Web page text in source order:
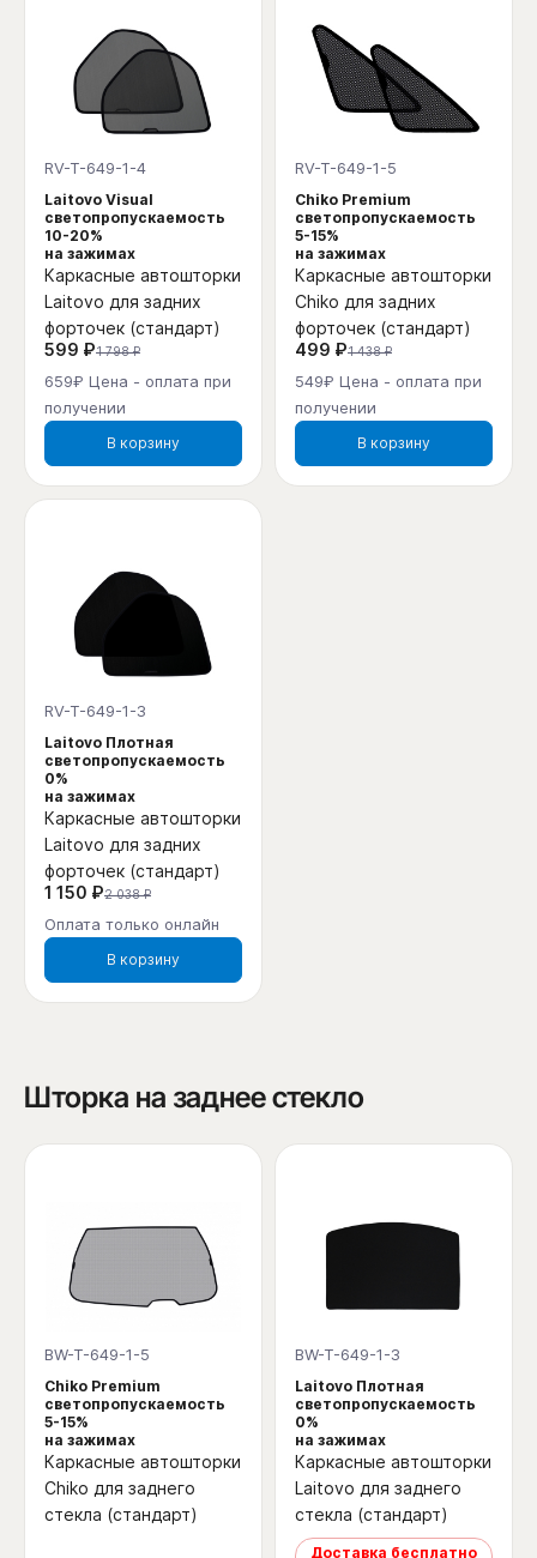
RV-T-649-1-4
Laitovo Visual
светопропускаемость
10-20%
на зажимах
Каркасные автошторки
Laitovo для задних
форточек (стандарт)
599 ₽1 798 ₽
659₽ Цена - оплата при
получении
В корзину
RV-T-649-1-5
Chiko Premium
светопропускаемость
5-15%
на зажимах
Каркасные автошторки
Chiko для задних
форточек (стандарт)
499 ₽1 438 ₽
549₽ Цена - оплата при
получении
В корзину
RV-T-649-1-3
Laitovo Плотная
светопропускаемость
0%
на зажимах
Каркасные автошторки
Laitovo для задних
форточек (стандарт)
1 150 ₽2 038 ₽
Оплата только онлайн
В корзину
Шторка на заднее стекло
BW-T-649-1-5
Chiko Premium
светопропускаемость
5-15%
на зажимах
Каркасные автошторки
Chiko для заднего
стекла (стандарт)
BW-T-649-1-3
Laitovo Плотная
светопропускаемость
0%
на зажимах
Каркасные автошторки
Laitovo для заднего
стекла (стандарт)
Доставка бесплатно